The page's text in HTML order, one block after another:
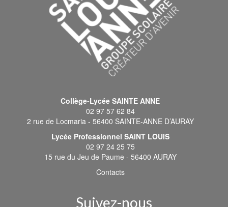
Collège-Lycée SAINTE ANNE
02 97 57 62 84
2 rue de Locmaria - 56400 SAINTE-ANNE D’AURAY
Lycée Professionnel SAINT LOUIS
02 97 24 25 75
15 rue du Jeu de Paume - 56400 AURAY
Contacts
Suivez-nous